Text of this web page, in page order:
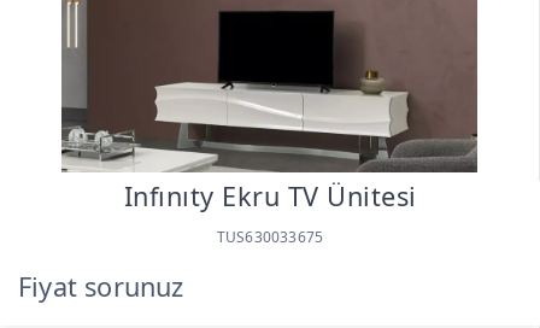
Infınıty Ekru TV Ünitesi
TUS630033675
Fiyat sorunuz